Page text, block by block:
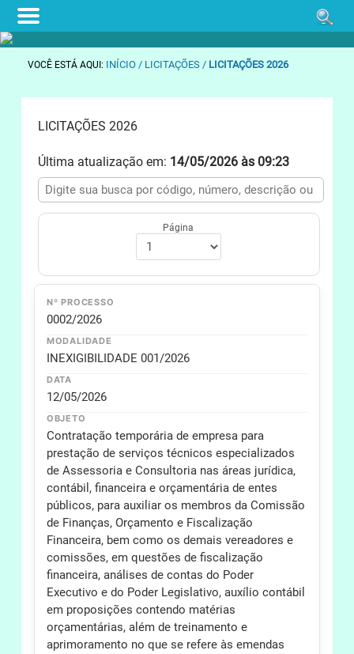
VOCÊ ESTÁ AQUI: INÍCIO / LICITAÇÕES / LICITAÇÕES 2026
LICITAÇÕES 2026
Última atualização em: 14/05/2026 às 09:23
Página
Nº PROCESSO
0002/2026
MODALIDADE
INEXIGIBILIDADE 001/2026
DATA
12/05/2026
OBJETO
Contratação temporária de empresa para
prestação de serviços técnicos especializados
de Assessoria e Consultoria nas áreas jurídica,
contábil, financeira e orçamentária de entes
públicos, para auxiliar os membros da Comissão
de Finanças, Orçamento e Fiscalização
Financeira, bem como os demais vereadores e
comissões, em questões de fiscalização
financeira, análises de contas do Poder
Executivo e do Poder Legislativo, auxílio contábil
em proposições contendo matérias
orçamentárias, além de treinamento e
aprimoramento no que se refere às emendas